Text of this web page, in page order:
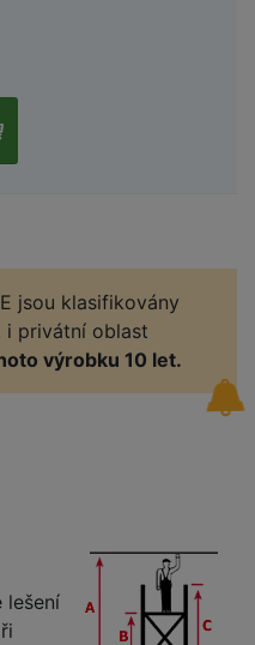
jsou klasifikovány
i privátní oblast
výrobku 10 let.
lešení